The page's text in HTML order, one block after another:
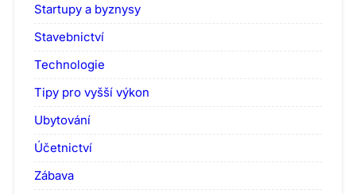
Startupy a byznysy
Stavebnictví
Technologie
Tipy pro vyšší výkon
Ubytování
Účetnictví
Zábava